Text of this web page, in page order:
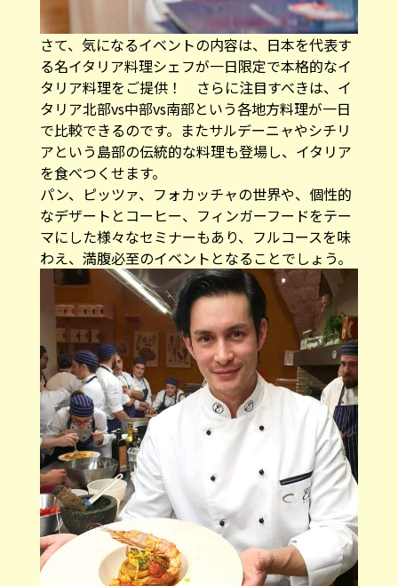
さて、気になるイベントの内容は、日本を代表す
る名イタリア料理シェフが一日限定で本格的なイ
タリア料理をご提供！ さらに注目すべきは、イ
タリア北部vs中部vs南部という各地方料理が一日
で比較できるのです。またサルデーニャやシチリ
アという島部の伝統的な料理も登場し、イタリア
を食べつくせます。
パン、ピッツァ、フォカッチャの世界や、個性的
なデザートとコーヒー、フィンガーフードをテー
マにした様々なセミナーもあり、フルコースを味
わえ、満腹必至のイベントとなることでしょう。